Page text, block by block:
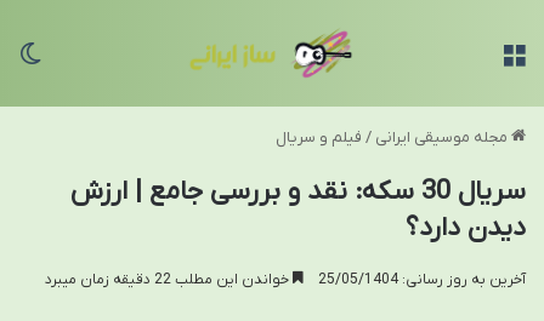
مجله موسیقی ایرانی / فیلم و سریال
سریال 30 سکه: نقد و بررسی جامع | ارزش
دیدن دارد؟
آخرین به روز رسانی: 25/05/1404 خواندن این مطلب 22 دقیقه زمان میبرد